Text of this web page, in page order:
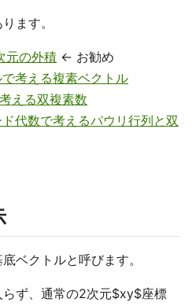
ます。
元の外積 ← お勧め
考える複素ベクトル
える双複素数
代数で考えるパウリ行列と双
ベクトルと呼びます。
ず、通常の2次元$xy$座標